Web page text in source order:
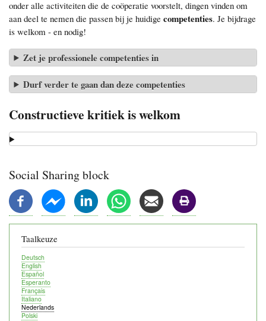
onder alle activiteiten die de coöperatie voorstelt, dingen vinden om
aan deel te nemen die passen bij je huidige competenties. Je bijdrage
is welkom - en nodig!
Zet je professionele competenties in
Durf verder te gaan dan deze competenties
Constructieve kritiek is welkom
Social Sharing block
Taalkeuze
Deutsch
English
Español
Esperanto
Français
Italiano
Nederlands
Polski